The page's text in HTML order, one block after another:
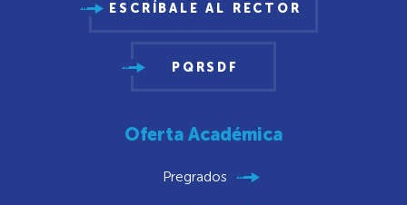
ESCRÍBALE AL RECTOR
PQRSDF
Oferta Académica
Pregrados